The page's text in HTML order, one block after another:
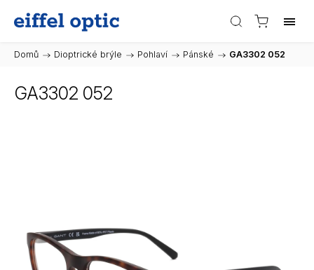
Domů / Dioptrické brýle / Pohlaví / Pánské / GA3302 052
GA3302 052